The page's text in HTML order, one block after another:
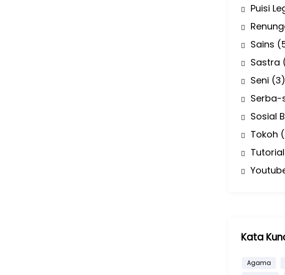
Puisi
Sains
Sastra
Seni (3)
Serba-
Sosial
Tokoh
Tutorial
Kata
Agama